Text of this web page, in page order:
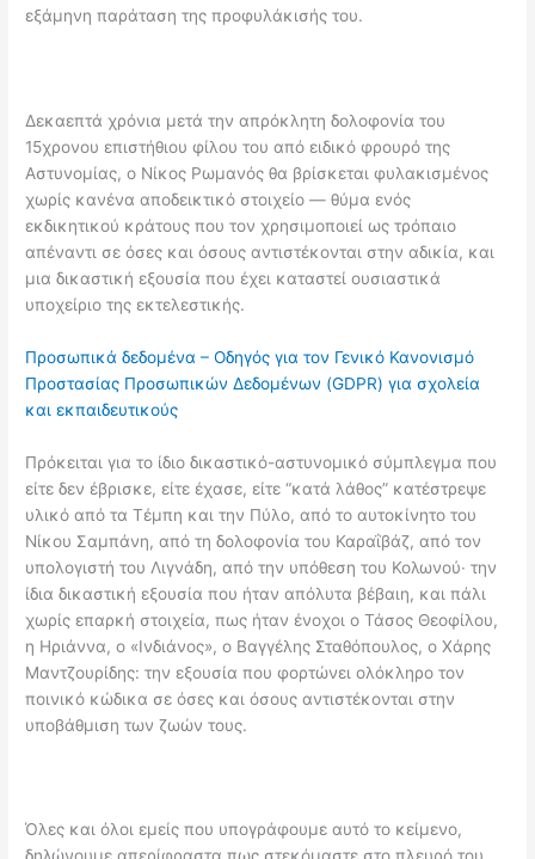
εξάμηνη παράταση της προφυλάκισής του.
Δεκαεπτά χρόνια μετά την απρόκλητη δολοφονία του
15χρονου επιστήθιου φίλου του από ειδικό φρουρό της
Αστυνομίας, ο Νίκος Ρωμανός θα βρίσκεται φυλακισμένος
χωρίς κανένα αποδεικτικό στοιχείο — θύμα ενός
εκδικητικού κράτους που τον χρησιμοποιεί ως τρόπαιο
απέναντι σε όσες και όσους αντιστέκονται στην αδικία, και
μια δικαστική εξουσία που έχει καταστεί ουσιαστικά
υποχείριο της εκτελεστικής.
Προσωπικά δεδομένα – Οδηγός για τον Γενικό Κανονισμό
Προστασίας Προσωπικών Δεδομένων (GDPR) για σχολεία
και εκπαιδευτικούς
Πρόκειται για το ίδιο δικαστικό-αστυνομικό σύμπλεγμα που
είτε δεν έβρισκε, είτε έχασε, είτε “κατά λάθος” κατέστρεψε
υλικό από τα Τέμπη και την Πύλο, από το αυτοκίνητο του
Νίκου Σαμπάνη, από τη δολοφονία του Καραΐβάζ, από τον
υπολογιστή του Λιγνάδη, από την υπόθεση του Κολωνού∙ την
ίδια δικαστική εξουσία που ήταν απόλυτα βέβαιη, και πάλι
χωρίς επαρκή στοιχεία, πως ήταν ένοχοι ο Τάσος Θεοφίλου,
η Ηριάννα, ο «Ινδιάνος», ο Βαγγέλης Σταθόπουλος, ο Χάρης
Μαντζουρίδης: την εξουσία που φορτώνει ολόκληρο τον
ποινικό κώδικα σε όσες και όσους αντιστέκονται στην
υποβάθμιση των ζωών τους.
Όλες και όλοι εμείς που υπογράφουμε αυτό το κείμενο,